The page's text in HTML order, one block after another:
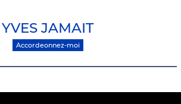
YVES JAMAIT
Accordeonnez-moi